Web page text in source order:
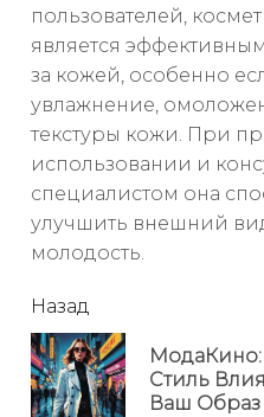
пользователей,
является
за кожей, особенно
увлажнение,
текстуры кожи. При
использовании и
специалистом она
улучшить внешний
молодость.
читать
еще
Назад
Стиль
Ваш Образ